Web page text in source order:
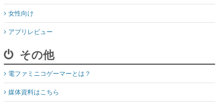
女性向け
アプリレビュー
その他
電ファミニコゲーマーとは？
媒体資料はこちら